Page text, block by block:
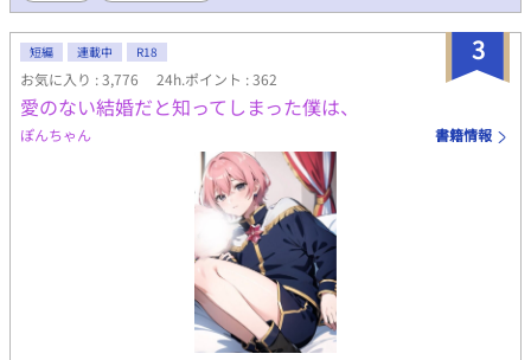
3
短編 連載中 R18
お気に入り : 3,776 24h.ポイント : 362
愛のない結婚だと知ってしまった僕は、
ぽんちゃん 書籍情報